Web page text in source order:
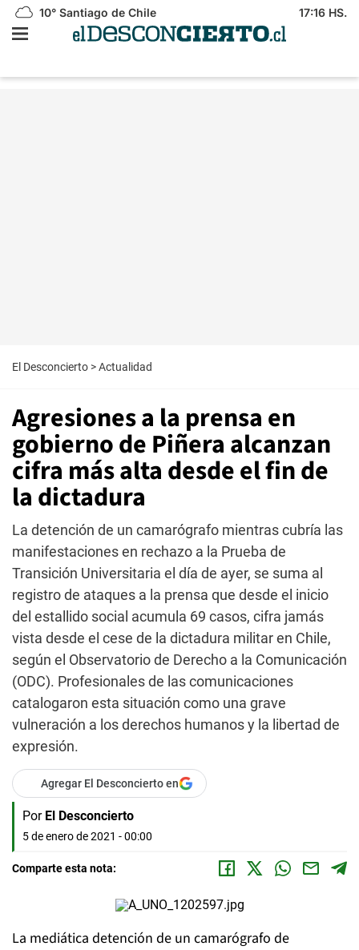
10° Santiago de Chile 17:16 HS.
El Desconcierto >Actualidad
Agresiones a la prensa en
gobierno de Piñera alcanzan
cifra más alta desde el fin de
la dictadura
La detención de un camarógrafo mientras cubría las
manifestaciones en rechazo a la Prueba de
Transición Universitaria el día de ayer, se suma al
registro de ataques a la prensa que desde el inicio
del estallido social acumula 69 casos, cifra jamás
vista desde el cese de la dictadura militar en Chile,
según el Observatorio de Derecho a la Comunicación
(ODC). Profesionales de las comunicaciones
catalogaron esta situación como una grave
vulneración a los derechos humanos y la libertad de
expresión.
Agregar El Desconcierto en
Por El Desconcierto
5 de enero de 2021 - 00:00
Comparte esta nota:
La mediática detención de un camarógrafo de